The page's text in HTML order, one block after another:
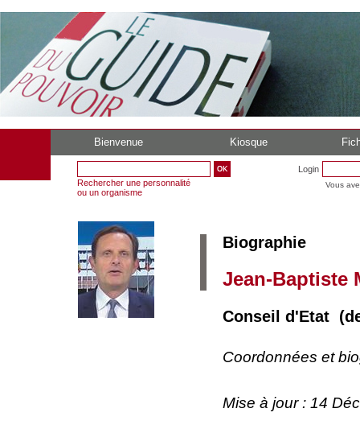
Bienvenue Kiosque
Rechercher une personnalité
ou un organisme
Login
Vous
Biographie
Jean-Baptiste
Conseil d'Etat
Coordonnées et
Mise à jour : 14